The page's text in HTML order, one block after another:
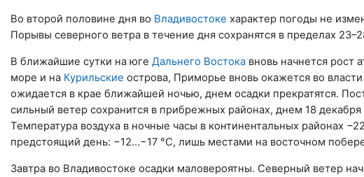
Во второй половине дня во Владивостоке характер погоды не
Порывы северного ветра в течение дня сохранятся в пределах
В ближайшие сутки на юге Дальнего Востока вновь начнется рост
море и на Курильские острова, Приморье вновь окажется во
ожидается в крае ближайшей ночью, днем осадки прекратятся.
сильный ветер сохранится в прибрежных районах, днем 18
Температура воздуха в ночные часы в континентальных районах
предстоящий день: −12…−17 °C, лишь местами на восточном
Завтра во Владивостоке осадки маловероятны. Северный ветер